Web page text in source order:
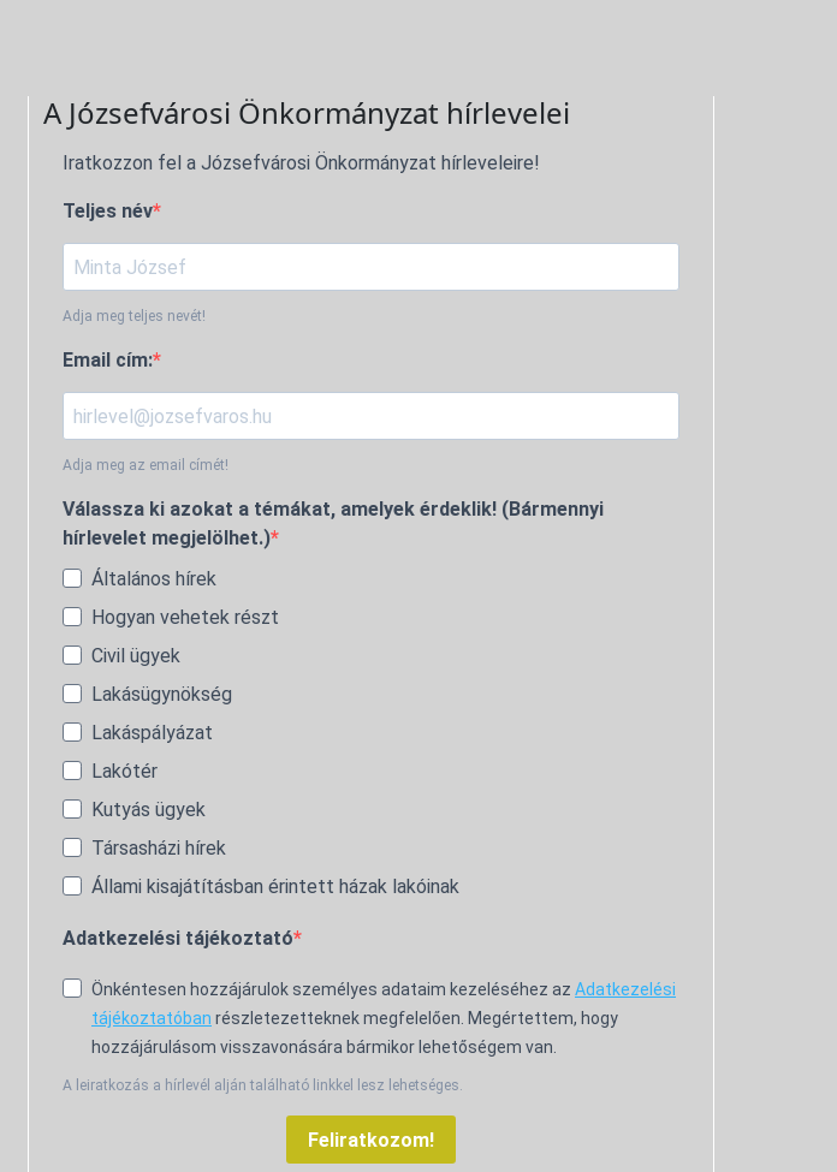
A Józsefvárosi Önkormányzat hírlevelei
Iratkozzon fel a Józsefvárosi Önkormányzat hírleveleire!
Teljes név
Adja meg teljes nevét!
Email cím:
Adja meg az email címét!
Válassza ki azokat a témákat, amelyek érdeklik! (Bármennyi
hírlevelet megjelölhet.)
Általános hírek
Hogyan vehetek részt
Civil ügyek
Lakásügynökség
Lakáspályázat
Lakótér
Kutyás ügyek
Társasházi hírek
Állami kisajátításban érintett házak lakóinak
Adatkezelési tájékoztató
Önkéntesen hozzájárulok személyes adataim kezeléséhez az Adatkezelési
tájékoztatóban részletezetteknek megfelelően. Megértettem, hogy
hozzájárulásom visszavonására bármikor lehetőségem van.
A leiratkozás a hírlevél alján található linkkel lesz lehetséges.
Feliratkozom!